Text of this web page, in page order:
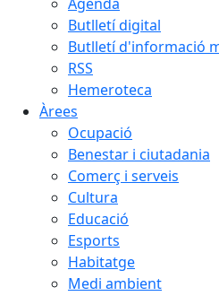
Butlletí digital
Butlletí d'informació
RSS
Hemeroteca
Àrees
Ocupació
Benestar i ciutadania
Comerç i serveis
Cultura
Educació
Esports
Habitatge
Medi ambient